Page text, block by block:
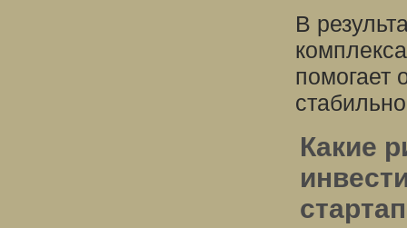
В
помогает
Какие